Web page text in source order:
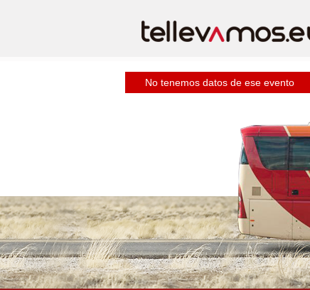
No tenemos datos de ese evento